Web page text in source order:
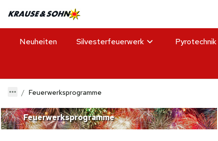
Neuheiten Silvesterfeuerwerk Pyrotechnik
Feuerwerksprogramme
Feuerwerksprogramme